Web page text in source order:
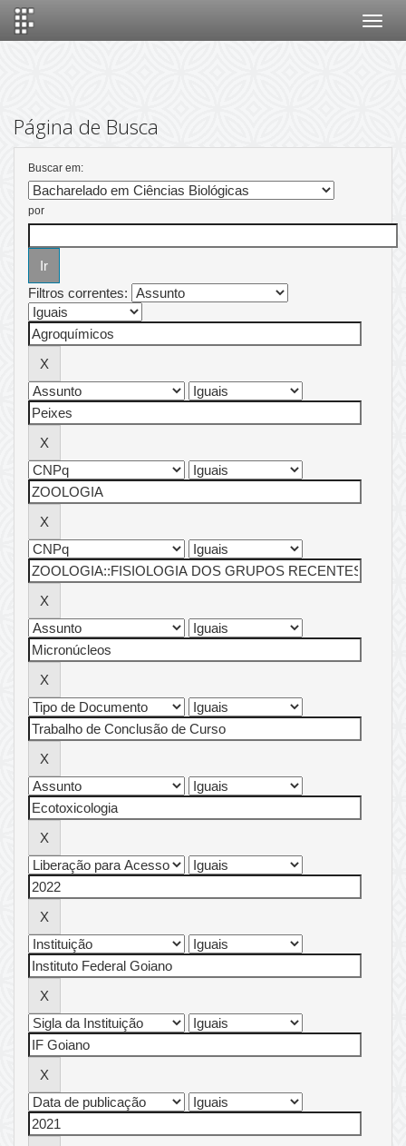
Página de Busca
Buscar em:
por
Filtros correntes: